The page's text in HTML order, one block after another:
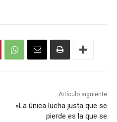
Artículo siguiente
«La única lucha justa que se
pierde es la que se